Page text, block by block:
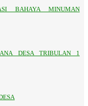
BAHAYA MINUMAN
DESA TRIBULAN 1